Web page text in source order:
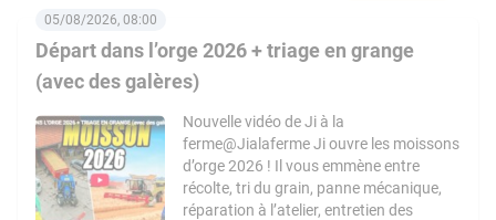
Départ dans l’orge 2026 + triage en grange
(avec des galères)
05/08/2026, 08:00
Nouvelle vidéo de Ji à la
ferme@Jialaferme Ji ouvre les moissons
d’orge 2026 ! Il vous emmène entre
récolte, tri du grain, panne mécanique,
réparation à l’atelier, entretien des